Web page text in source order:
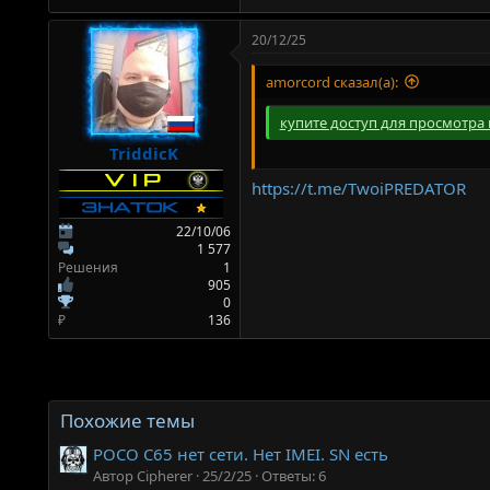
TriddicK
22/10/06
1 577
Решения
1
905
0
₽
136
20/12/25
amorcord сказал(а):
купите доступ для просмотра
https://t.me/TwoiPREDATOR
Похожие темы
POCO C65 нет сети. Нет IMEI. SN есть
Автор Cipherer 25/2/25 Ответы: 6